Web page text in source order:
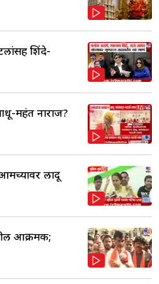
शिंदे-
महंत नाराज?
लादू
आक्रमक;